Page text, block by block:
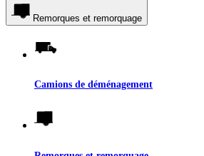
Remorques et remorquage
Camions de déménagement